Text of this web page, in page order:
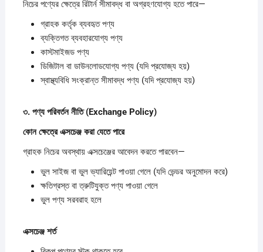
নিচের পণ্যের ক্ষেত্রে রিটার্ন সীমাবদ্ধ বা অগ্রহণযোগ্য হতে পারে—
গ্রাহক কর্তৃক ব্যবহৃত পণ্য
ব্যক্তিগত ব্যবহারযোগ্য পণ্য
কাস্টমাইজড পণ্য
ডিজিটাল বা ডাউনলোডযোগ্য পণ্য (যদি প্রযোজ্য হয়)
স্বাস্থ্যবিধি সংক্রান্ত সীমাবদ্ধ পণ্য (যদি প্রযোজ্য হয়)
৩. পণ্যপরিবর্তননীতি (Exchange Policy)
কোনক্ষেত্রেএক্সচেঞ্জ করাযেতেপারে
গ্রাহক নিচের অবস্থায় এক্সচেঞ্জের আবেদন করতে পারবেন—
ভুল সাইজ বা ভুল ভ্যারিয়েন্ট পাওয়া গেলে (যদি ভেন্ডর অনুমোদন করে)
ক্ষতিগ্রস্ত বা ত্রুটিযুক্ত পণ্য পাওয়া গেলে
ভুল পণ্য সরবরাহ হলে
এক্সচেঞ্জ শর্ত